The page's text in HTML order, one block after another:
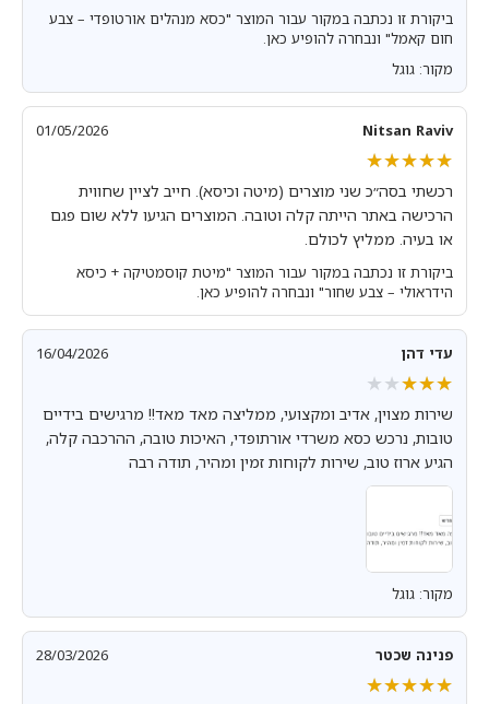
ביקורת זו נכתבה במקור עבור המוצר "כסא מנהלים אורטופדי – צבע
חום קאמל" ונבחרה להופיע כאן.
מקור: גוגל
Nitsan Raviv
01/05/2026
★★★★★
★★★★★
רכשתי בסה״כ שני מוצרים (מיטה וכיסא). חייב לציין שחווית
הרכישה באתר הייתה קלה וטובה. המוצרים הגיעו ללא שום פגם
או בעיה. ממליץ לכולם.
ביקורת זו נכתבה במקור עבור המוצר "מיטת קוסמטיקה + כיסא
הידראולי – צבע שחור" ונבחרה להופיע כאן.
עדי דהן 16/04/2026
★★★★★
★★★★★
שירות מצוין, אדיב ומקצועי, ממליצה מאד מאד!! מרגישים בידיים
טובות, נרכש כסא משרדי אורתופדי, האיכות טובה, ההרכבה קלה,
הגיע ארוז טוב, שירות לקוחות זמין ומהיר, תודה רבה
מקור: גוגל
פנינה שכטר 28/03/2026
★★★★★
★★★★★